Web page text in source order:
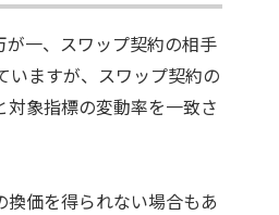
一、スワップ契約の相手
いますが、スワップ契約の
象指標の変動率を一致さ
価を得られない場合もあ